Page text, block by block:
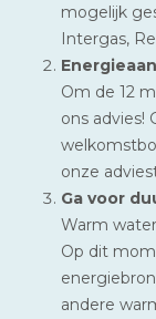
mogelijk
Intergas,
Om de 12
ons advies!
onze
Ga voor
Warm
Op dit
andere